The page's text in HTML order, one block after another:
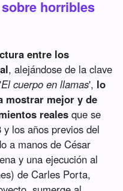
horribles
entre los
, alejándose de la clave
El cuerpo en llamas', lo
mostrar mejor y de
reales que se
los años previos del
a manos de César
y una ejecución al
de Carles Porta,